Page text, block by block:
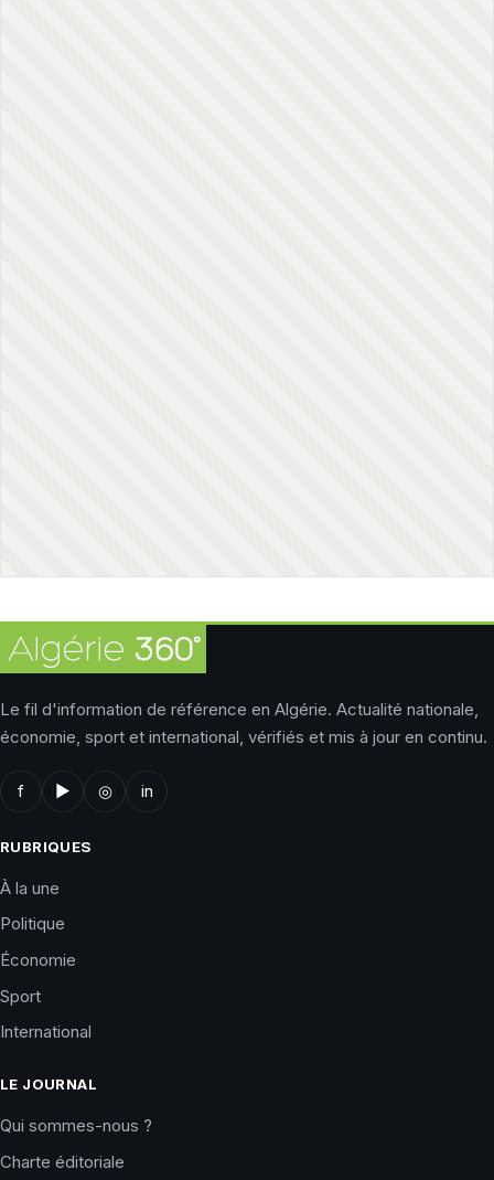
Le fil d'information de référence en Algérie. Actualité nationale,
économie, sport et international, vérifiés et mis à jour en continu.
f ▶ ◎ in
RUBRIQUES
À la une
Politique
Économie
Sport
International
LE JOURNAL
Qui sommes-nous ?
Charte éditoriale